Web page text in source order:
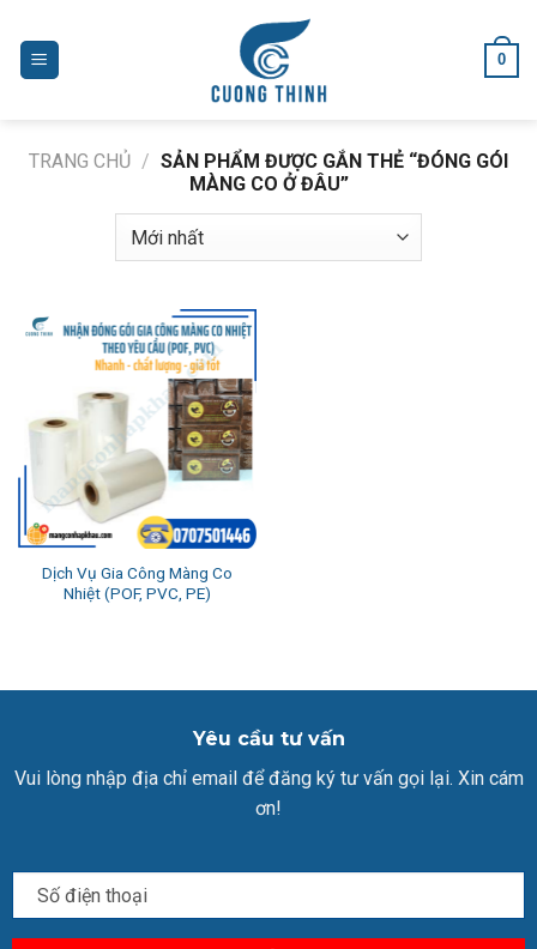
content
0
TRANG CHỦ / SẢN PHẨM ĐƯỢC GẮN THẺ “ĐÓNG GÓI
MÀNG CO Ở ĐÂU”
Dịch Vụ Gia Công Màng Co
Nhiệt (POF, PVC, PE)
Yêu cầu tư vấn
Vui lòng nhập địa chỉ email để đăng ký tư vấn gọi lại. Xin cám
ơn!